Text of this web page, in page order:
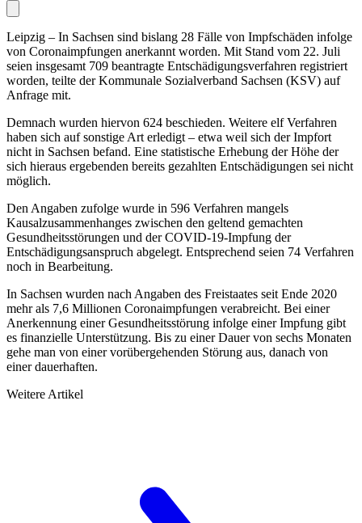
Leipzig – In Sachsen sind bislang 28 Fälle von Impfschäden infolge
von Coronaimpfungen anerkannt worden. Mit Stand vom 22. Juli
seien insgesamt 709 beantragte Entschädigungsverfahren registriert
worden, teilte der Kommunale Sozialverband Sachsen (KSV) auf
Anfrage mit.
Demnach wurden hiervon 624 beschieden. Weitere elf Verfahren
haben sich auf sonstige Art erledigt – etwa weil sich der Impfort
nicht in Sachsen befand. Eine statistische Erhebung der Höhe der
sich hieraus ergeben­den bereits gezahlten Entschädigungen sei nicht
möglich.
Den Angaben zufolge wurde in 596 Verfahren mangels
Kausalzusammenhanges zwischen den geltend ge­machten
Gesundheitsstörungen und der COVID-19-Impfung der
Entschädigungsanspruch abgelegt. Entspre­chend seien 74 Verfahren
noch in Bearbeitung.
In Sachsen wurden nach Angaben des Freistaates seit Ende 2020
mehr als 7,6 Millionen Coronaimpfungen verabreicht. Bei einer
Anerkennung einer Gesundheitsstörung infolge einer Impfung gibt
es finanzielle Unter­stützung. Bis zu einer Dauer von sechs Monaten
gehe man von einer vorübergehenden Störung aus, danach von
einer dauerhaften.
Weitere Artikel